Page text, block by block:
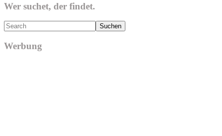
Wer suchet, der findet.
Search
Werbung